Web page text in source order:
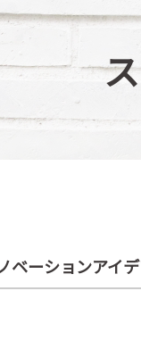
ベーションアイ